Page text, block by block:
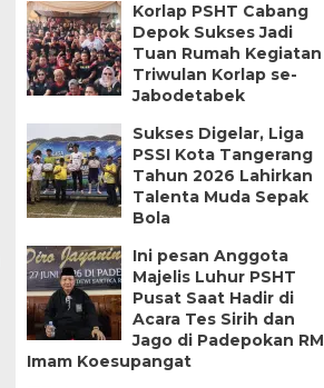
Korlap PSHT Cabang
Depok Sukses Jadi
Tuan Rumah Kegiatan
Triwulan Korlap se-
Jabodetabek
Sukses Digelar, Liga
PSSI Kota Tangerang
Tahun 2026 Lahirkan
Talenta Muda Sepak
Bola
Ini pesan Anggota
Majelis Luhur PSHT
Pusat Saat Hadir di
Acara Tes Sirih dan
Jago di Padepokan RM
Imam Koesupangat